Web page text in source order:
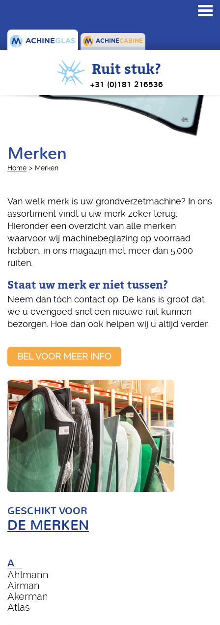
ACHINEGLAS ACHINECABINE
Ruit stuk?
+31 (0)181 216536
Merken
Home Merken
Van welk merk is uw grondverzetmachine? In ons
assortiment vindt u uw merk zeker terug.
Hieronder een overzicht van alle merken
waarvoor wij machinebeglazing op voorraad
hebben, in ons magazijn met meer dan 5.000
ruiten.
Staat uw merk er niet tussen?
Neem dan tóch contact op. De kans is groot dat
we u evengoed snel een nieuwe ruit kunnen
bezorgen. Hoe dan ook helpen wij u altijd verder.
BEL VOOR MEER INFO
GESCHIKT VOOR
DE MERKEN
A
Ahlmann
Airman
Akerman
Atlas